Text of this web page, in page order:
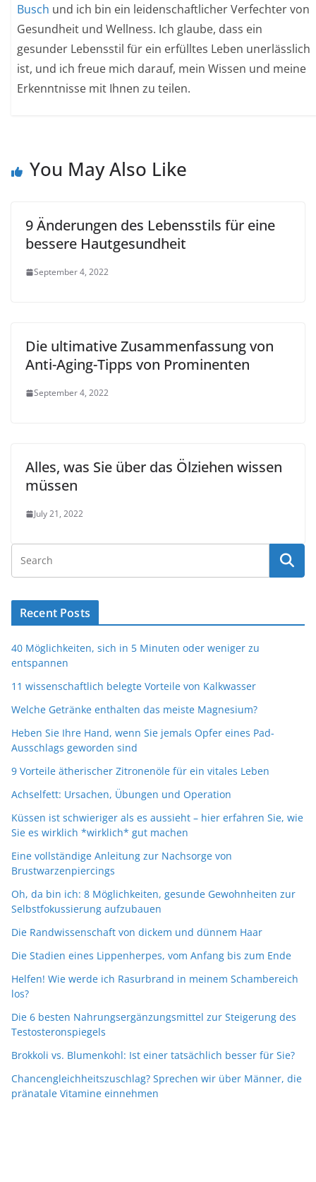
Busch und ich bin ein leidenschaftlicher Verfechter von
Gesundheit und Wellness. Ich glaube, dass ein
gesunder Lebensstil für ein erfülltes Leben unerlässlich
ist, und ich freue mich darauf, mein Wissen und meine
Erkenntnisse mit Ihnen zu teilen.
You May Also Like
9 Änderungen des Lebensstils für eine
bessere Hautgesundheit
September 4, 2022
Die ultimative Zusammenfassung von
Anti-Aging-Tipps von Prominenten
September 4, 2022
Alles, was Sie über das Ölziehen wissen
müssen
July 21, 2022
Recent Posts
40 Möglichkeiten, sich in 5 Minuten oder weniger zu
entspannen
11 wissenschaftlich belegte Vorteile von Kalkwasser
Welche Getränke enthalten das meiste Magnesium?
Heben Sie Ihre Hand, wenn Sie jemals Opfer eines Pad-
Ausschlags geworden sind
9 Vorteile ätherischer Zitronenöle für ein vitales Leben
Achselfett: Ursachen, Übungen und Operation
Küssen ist schwieriger als es aussieht – hier erfahren Sie, wie
Sie es wirklich *wirklich* gut machen
Eine vollständige Anleitung zur Nachsorge von
Brustwarzenpiercings
Oh, da bin ich: 8 Möglichkeiten, gesunde Gewohnheiten zur
Selbstfokussierung aufzubauen
Die Randwissenschaft von dickem und dünnem Haar
Die Stadien eines Lippenherpes, vom Anfang bis zum Ende
Helfen! Wie werde ich Rasurbrand in meinem Schambereich
los?
Die 6 besten Nahrungsergänzungsmittel zur Steigerung des
Testosteronspiegels
Brokkoli vs. Blumenkohl: Ist einer tatsächlich besser für Sie?
Chancengleichheitszuschlag? Sprechen wir über Männer, die
pränatale Vitamine einnehmen